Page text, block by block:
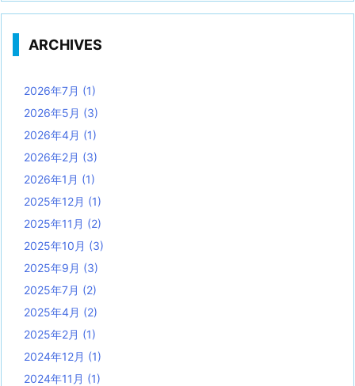
ARCHIVES
2026年7月 (1)
2026年5月 (3)
2026年4月 (1)
2026年2月 (3)
2026年1月 (1)
2025年12月 (1)
2025年11月 (2)
2025年10月 (3)
2025年9月 (3)
2025年7月 (2)
2025年4月 (2)
2025年2月 (1)
2024年12月 (1)
2024年11月 (1)